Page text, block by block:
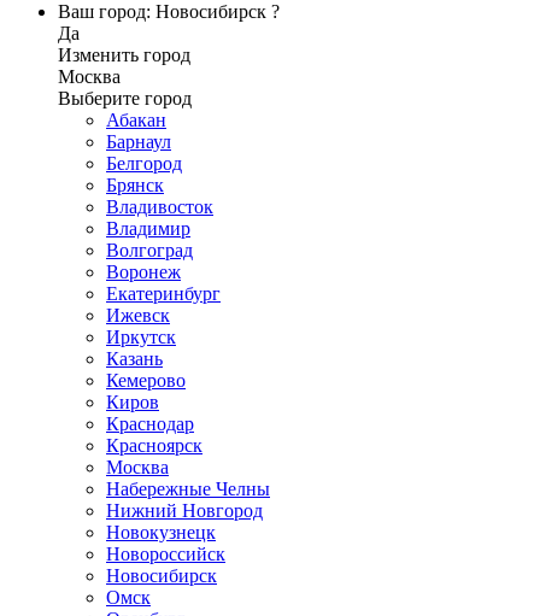
Ваш город: Новосибирск ?
Да
Изменить город
Москва
Выберите город
Абакан
Барнаул
Белгород
Брянск
Владивосток
Владимир
Волгоград
Воронеж
Екатеринбург
Ижевск
Иркутск
Казань
Кемерово
Киров
Краснодар
Красноярск
Москва
Набережные Челны
Нижний Новгород
Новокузнецк
Новороссийск
Новосибирск
Омск